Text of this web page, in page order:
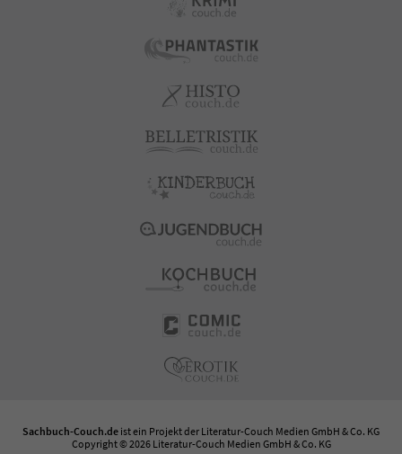
Sachbuch-Couch.de ist ein Projekt der Literatur-Couch Medien GmbH & Co. KG
Copyright © 2026 Literatur-Couch Medien GmbH & Co. KG